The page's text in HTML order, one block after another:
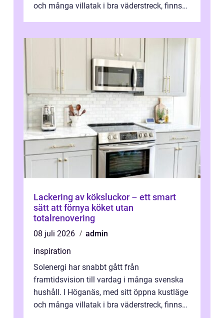
och många villatak i bra väderstreck, finns
Lackering av köksluckor – ett smart
sätt att förnya köket utan
totalrenovering
08 juli 2026
admin
inspiration
Solenergi har snabbt gått från
framtidsvision till vardag i många svenska
hushåll. I Höganäs, med sitt öppna kustläge
och många villatak i bra väderstreck, finns